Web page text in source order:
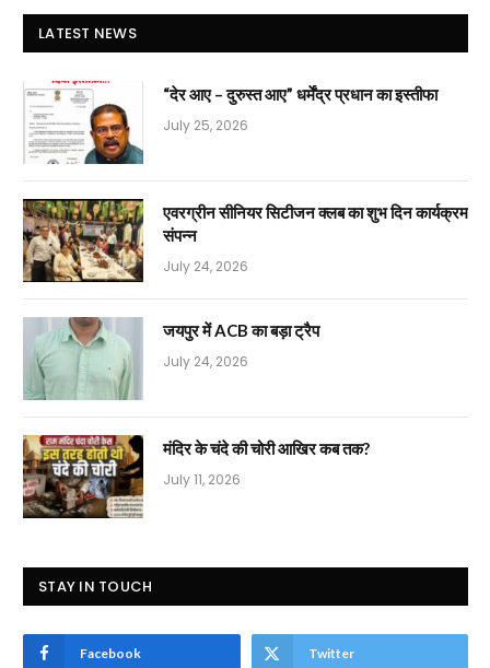
LATEST NEWS
“देर आए – दुरुस्त आए” धर्मेंद्र प्रधान का इस्तीफा
July 25, 2026
एवरग्रीन सीनियर सिटीजन क्लब का शुभ दिन कार्यक्रम
संपन्न
July 24, 2026
जयपुर में ACB का बड़ा ट्रैप
July 24, 2026
मंदिर के चंदे की चोरी आखिर कब तक?
July 11, 2026
STAY IN TOUCH
Facebook Twitter